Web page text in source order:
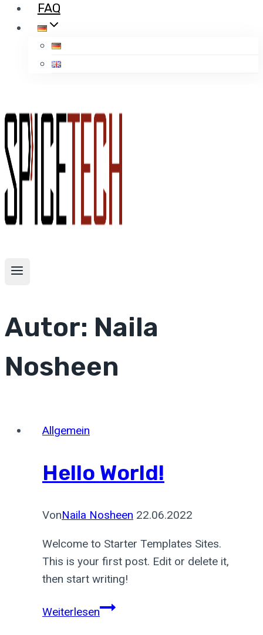
FAQ
Autor: Naila
Nosheen
Allgemein
Hello World!
VonNaila Nosheen 22.06.2022
Welcome to Starter Templates Sites.
This is your first post. Edit or delete it,
then start writing!
WeiterlesenHello